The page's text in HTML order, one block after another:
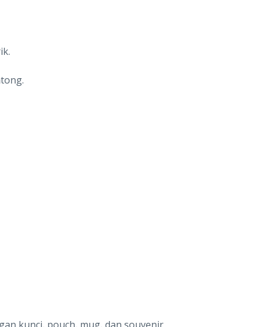
kunci, pouch, mug, dan souvenir